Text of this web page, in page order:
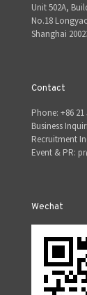
Unit 502A,
No.18
Shanghai
Contact
Phone: +86 21
Business
Recruitment
Event & PR:
Wechat